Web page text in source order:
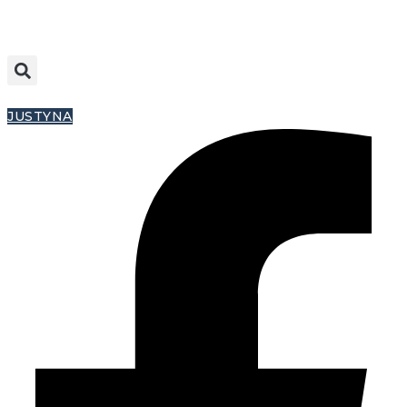
JUSTYNA